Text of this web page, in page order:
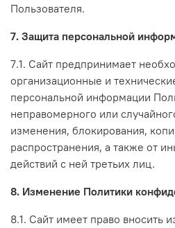
Пользователя.
7. Защита персональной
7.1. Сайт предпринимает
организационные и
персональной информации
неправомерного или
изменения, блокирования,
распространения, а также от
действий с ней третьих лиц.
8. Изменение Политики
8.1. Сайт имеет право вносить